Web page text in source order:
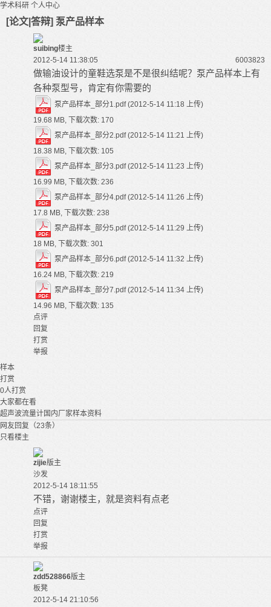
学术科研 个人中心
[论文|答辩] 泵产品样本
suibing楼主
2012-5-14 11:38:05
6003823
做输油设计的童鞋选泵是不是很纠结呢？泵产品样本上有
各种泵型号，肯定有你需要的
泵产品样本_部分1.pdf (2012-5-14 11:18 上传)
19.68 MB, 下载次数: 170
泵产品样本_部分2.pdf (2012-5-14 11:21 上传)
18.38 MB, 下载次数: 105
泵产品样本_部分3.pdf (2012-5-14 11:23 上传)
16.99 MB, 下载次数: 236
泵产品样本_部分4.pdf (2012-5-14 11:26 上传)
17.8 MB, 下载次数: 238
泵产品样本_部分5.pdf (2012-5-14 11:29 上传)
18 MB, 下载次数: 301
泵产品样本_部分6.pdf (2012-5-14 11:32 上传)
16.24 MB, 下载次数: 219
泵产品样本_部分7.pdf (2012-5-14 11:34 上传)
14.96 MB, 下载次数: 135
点评
回复
打赏
举报
样本
打赏
0人打赏
大家都在看
超声波流量计国内厂家样本资料
网友回复（23条）
只看楼主
zijie版主
沙发
2012-5-14 18:11:55
不错，谢谢楼主，就是资料有点老
点评
回复
打赏
举报
zdd528866版主
板凳
2012-5-14 21:10:56